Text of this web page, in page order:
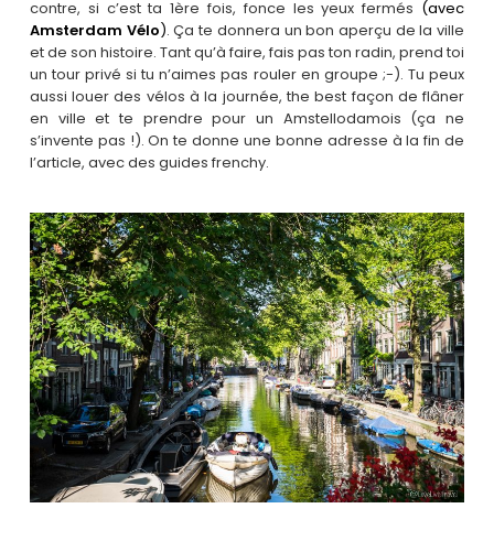
contre, si c’est ta 1ère fois, fonce les yeux fermés (avec
Amsterdam Vélo). Ça te donnera un bon aperçu de la ville
et de son histoire. Tant qu’à faire, fais pas ton radin, prend toi
un tour privé si tu n’aimes pas rouler en groupe ;-). Tu peux
aussi louer des vélos à la journée, the best façon de flâner
en ville et te prendre pour un Amstellodamois (ça ne
s’invente pas !). On te donne une bonne adresse à la fin de
l’article, avec des guides frenchy.